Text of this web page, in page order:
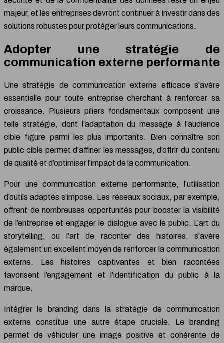
majeur, et les entreprises devront continuer à investir dans des
solutions robustes pour protéger leurs communications.
Adopter une stratégie de
communication externe performante
Une stratégie de communication externe efficace s’avère
essentielle pour toute entreprise cherchant à renforcer sa
croissance. Plusieurs piliers fondamentaux composent une
telle stratégie, dont l’adaptation du message à l’audience
cible figure parmi les plus importants. Bien connaître son
public cible permet d’affiner les messages, d’offrir du contenu
de qualité et d’optimiser l’impact de la communication.
Pour une communication externe performante, l’utilisation
d’outils adaptés s’impose. Les réseaux sociaux, par exemple,
offrent de nombreuses opportunités pour booster la visibilité
de l’entreprise et engager le dialogue avec le public. L’art du
storytelling, ou l’art de raconter des histoires, s’avère
également un excellent moyen de renforcer la communication
externe. Les histoires captivantes et bien racontées
favorisent l’engagement et l’identification du public à la
marque.
Intégrer le branding dans la stratégie de communication
externe constitue une autre étape cruciale. Le branding
permet de véhiculer une image positive et cohérente de